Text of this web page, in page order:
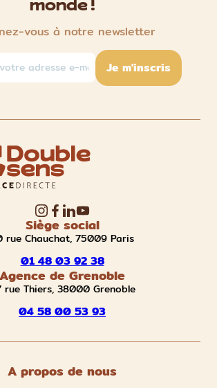
monde !
vous à notre newsletter
Je m'inscris
Siège social
rue Chauchat, 75009 Paris
01 48 03 92 38
Agence de Grenoble
rue Thiers, 38000 Grenoble
04 58 00 53 93
A propos de nous